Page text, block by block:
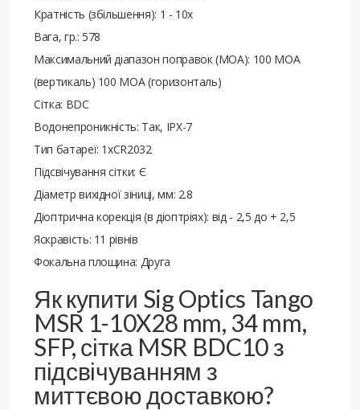
Кратність (збільшення): 1 - 10х
Вага, гр.: 578
Максимальний діапазон поправок (MOA): 100 MOA
(вертикаль) 100 MOA (горизонталь)
Сітка: BDC
Водонепроникність: Так, IPX-7
Тип батареї: 1хCR2032
Підсвічування сітки: Є
Діаметр вихідної зіниці, мм: 2.8
Діоптрична корекція (в діоптріях): від - 2,5 до + 2,5
Яскравість: 11 рівнів
Фокальна площина: Друга
Як купити Sig Optics Tango
MSR 1-10X28 mm, 34 mm,
SFP, сітка MSR BDC10 з
підсвічуванням з
миттєвою доставкою?